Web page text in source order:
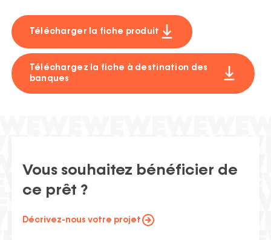
Télécharger la fiche produit
Téléchargez la fiche à destination des
banques
Vous souhaitez bénéficier de
ce prêt ?
Décrivez-nous votre projet